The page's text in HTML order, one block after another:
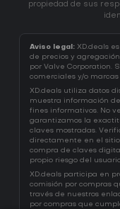
propiedad de sus
Aviso legal: XD.deals
de precios y
por Valve Corporation.
comerciales y/o
XD.deals utiliza datos
muestra información
fines informativos. No
garantizamos la
claves mostradas.
directamente en el
compra de claves
propio riesgo del
XD.deals participa en
comisión por compras
través de nuestros
por compras que